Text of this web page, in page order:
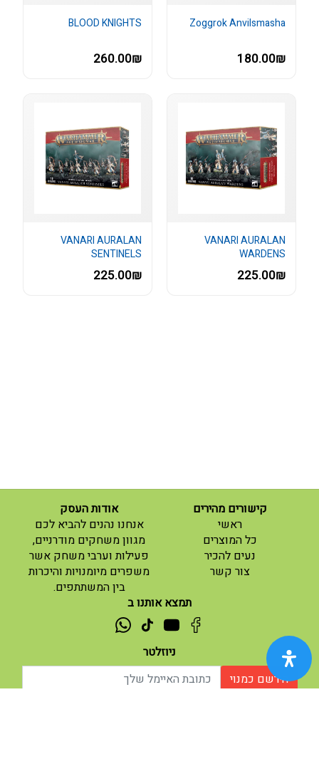
Zoggrok Anvilsmasha
180.00₪
BLOOD KNIGHTS
260.00₪
VANARI AURALAN
WARDENS
225.00₪
VANARI AURALAN
SENTINELS
225.00₪
קישורים מהירים
ראשי
(current)
כל המוצרים
נעים להכיר
צור קשר
(current)
אודות העסק
אנחנו נהנים להביא לכם
מגוון משחקים מודרניים,
פעילות וערבי משחק אשר
משפרים מיומנויות והיכרות
בין המשתתפים.
תמצא אותנו ב
ניוזלטר
הירשם כמנוי